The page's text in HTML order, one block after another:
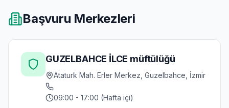
Başvuru Merkezleri
GUZELBAHCE İLCE müftülüğü
Ataturk Mah. Erler Merkez, Guzelbahce, İzmir
09:00 - 17:00 (Hafta içi)